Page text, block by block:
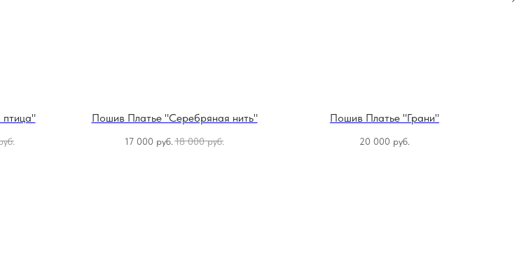
Пошив Платье "Серебряная нить"
17 000 руб. 18 000 руб.
Пошив Платье "Грани"
20 000 руб.